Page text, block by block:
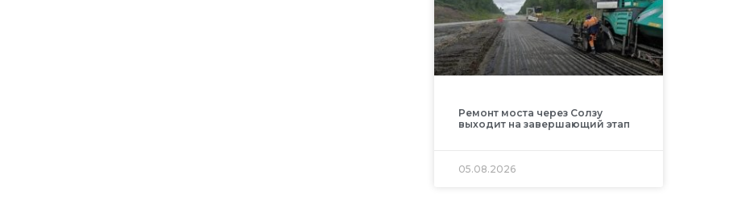
Ремонт моста через Солзу
выходит на завершающий этап
05.08.2026